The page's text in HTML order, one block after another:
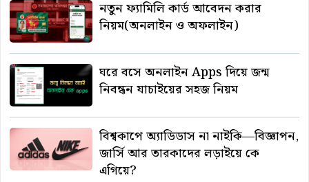
নতুন ফ্যামিলি কার্ড আবেদন করার
নিয়ম(অনলাইন ও অফলাইন)
ঘরে বসে অনলাইন Apps দিয়ে জন্ম
নিবন্ধন যাচাইয়ের সহজ নিয়ম
বিশ্বকাপে অ্যাডিডাস না নাইকি—বিজ্ঞাপন,
জার্সি আর তারকাদের লড়াইয়ে কে
এগিয়ে?